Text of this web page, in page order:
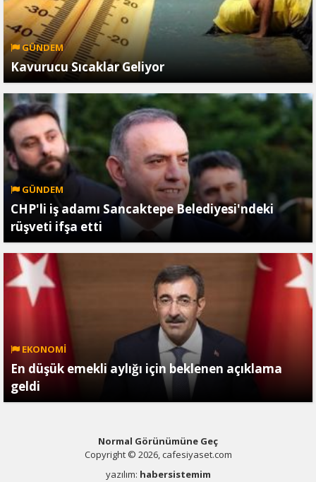
GÜNDEM
Kavurucu Sıcaklar Geliyor
GÜNDEM
CHP'li iş adamı Sancaktepe Belediyesi'ndeki
rüşveti ifşa etti
EKONOMİ
En düşük emekli aylığı için beklenen açıklama
geldi
Normal Görünümüne Geç
Copyright © 2026, cafesiyaset.com
yazılım: habersistemim